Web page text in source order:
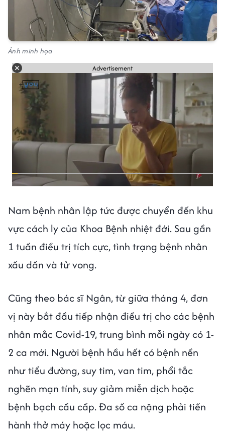
Ảnh minh họa
Advertisement
Nam bệnh nhân lập tức được chuyển đến khu
vực cách ly của Khoa Bệnh nhiệt đới. Sau gần
1 tuần điều trị tích cực, tình trạng bệnh nhân
xấu dần và tử vong.
Cũng theo bác sĩ Ngân, từ giữa tháng 4, đơn
vị này bắt đầu tiếp nhận điều trị cho các bệnh
nhân mắc Covid-19, trung bình mỗi ngày có 1-
2 ca mới. Người bệnh hầu hết có bệnh nền
như tiểu đường, suy tim, van tim, phổi tắc
nghẽn mạn tính, suy giảm miễn dịch hoặc
bệnh bạch cầu cấp. Đa số ca nặng phải tiến
hành thở máy hoặc lọc máu.